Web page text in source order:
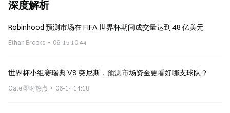
深度解析
Robinhood 预测市场在 FIFA 世界杯期间成交量达到 48 亿美元
Ethan Brooks 06-15 10:44
世界杯小组赛瑞典 VS 突尼斯，预测市场资金更看好哪支球队？
Gate 即时热点 06-14 14:18